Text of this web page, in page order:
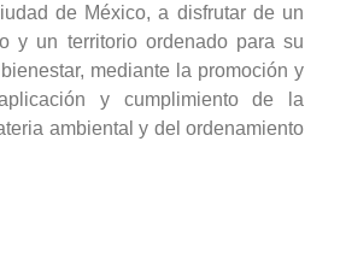
de México, a disfrutar de un
y un territorio ordenado para su
mediante la promoción y
y cumplimiento de la
ambiental y del ordenamiento